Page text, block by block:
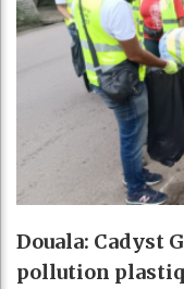
Douala: Cadyst
pollution